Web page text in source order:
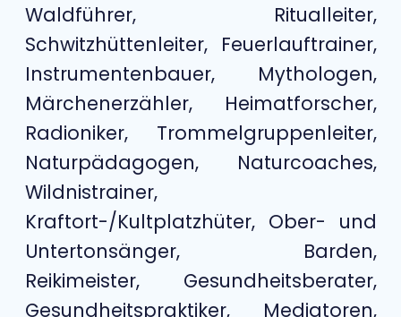
Waldführer, Ritualleiter,
Schwitzhüttenleiter, Feuerlauftrainer,
Instrumentenbauer, Mythologen,
Märchenerzähler, Heimatforscher,
Radioniker, Trommelgruppenleiter,
Naturpädagogen, Naturcoaches,
Wildnistrainer,
Kraftort-/Kultplatzhüter, Ober- und
Untertonsänger, Barden,
Reikimeister, Gesundheitsberater,
Gesundheitspraktiker, Mediatoren,